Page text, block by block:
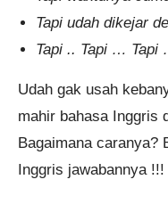
Tapi udah dikejar
Tapi .. Tapi … Tapi
Udah gak usah
mahir bahasa Inggris
Bagaimana caranya?
Inggris jawabannya !!!